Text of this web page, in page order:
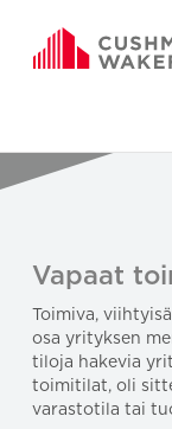
Vapaat
Toimiva,
osa yrityksen
tiloja hakevia
toimitilat, oli
varastotila tai